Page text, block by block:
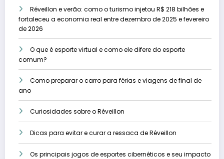
Réveillon e verão: como o turismo injetou R$ 218 bilhões e
fortaleceu a economia real entre dezembro de 2025 e fevereiro
de 2026
O que é esporte virtual e como ele difere do esporte
comum?
Como preparar o carro para férias e viagens de final de
ano
Curiosidades sobre o Réveillon
Dicas para evitar e curar a ressaca de Réveillon
Os principais jogos de esportes cibernéticos e seu impacto